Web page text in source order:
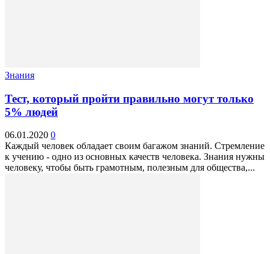
Знания
Тест, который пройти правильно могут только
5% людей
06.01.2020 0
Каждый человек обладает своим багажом знаний. Стремление
к учению - одно из основных качеств человека. Знания нужны
человеку, чтобы быть грамотным, полезным для общества,...